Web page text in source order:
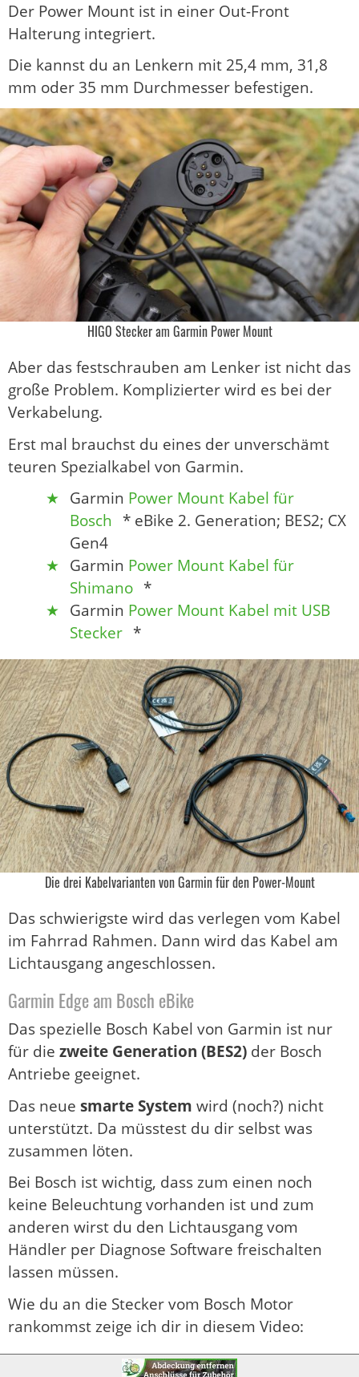
Der Power Mount ist in einer Out-Front
Halterung integriert.
Die kannst du an Lenkern mit 25,4 mm, 31,8
mm oder 35 mm Durchmesser befestigen.
HIGO Stecker am Garmin Power Mount
Aber das festschrauben am Lenker ist nicht das
große Problem. Komplizierter wird es bei der
Verkabelung.
Erst mal brauchst du eines der unverschämt
teuren Spezialkabel von Garmin.
Garmin Power Mount Kabel für
Bosch * eBike 2. Generation; BES2; CX
Gen4
Garmin Power Mount Kabel für
Shimano *
Garmin Power Mount Kabel mit USB
Stecker *
Die drei Kabelvarianten von Garmin für den Power-Mount
Das schwierigste wird das verlegen vom Kabel
im Fahrrad Rahmen. Dann wird das Kabel am
Lichtausgang angeschlossen.
Garmin Edge am Bosch eBike
Das spezielle Bosch Kabel von Garmin ist nur
für die zweite Generation (BES2) der Bosch
Antriebe geeignet.
Das neue smarte System wird (noch?) nicht
unterstützt. Da müsstest du dir selbst was
zusammen löten.
Bei Bosch ist wichtig, dass zum einen noch
keine Beleuchtung vorhanden ist und zum
anderen wirst du den Lichtausgang vom
Händler per Diagnose Software freischalten
lassen müssen.
Wie du an die Stecker vom Bosch Motor
rankommst zeige ich dir in diesem Video: